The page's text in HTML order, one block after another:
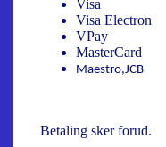
Visa
Visa Electron
VPay
MasterCard
Maestro,JCB
Betaling sker forud.